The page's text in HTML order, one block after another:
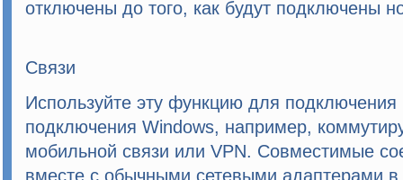
отключены до того, как будут подключены
Связи
Используйте эту функцию для
подключения Windows, например,
мобильной связи или VPN. Совместимые
вместе с обычными сетевыми адаптерами